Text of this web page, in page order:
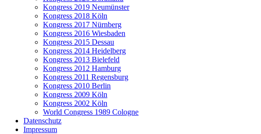
Kongress 2019 Neumünster
Kongress 2018 Köln
Kongress 2017 Nürnberg
Kongress 2016 Wiesbaden
Kongress 2015 Dessau
Kongress 2014 Heidelberg
Kongress 2013 Bielefeld
Kongress 2012 Hamburg
Kongress 2011 Regensburg
Kongress 2010 Berlin
Kongress 2009 Köln
Kongress 2002 Köln
World Congress 1989 Cologne
Datenschutz
Impressum